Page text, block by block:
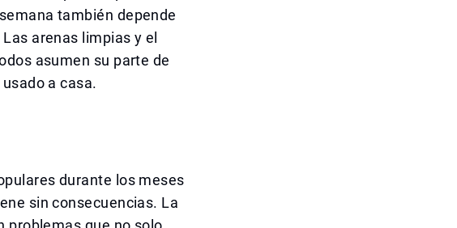
también depende
arenas limpias y el
asumen su parte de
a casa.
durante los meses
sin consecuencias. La